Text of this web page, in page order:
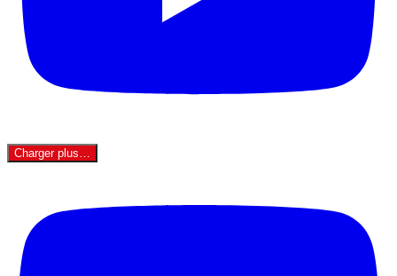
Charger plus…